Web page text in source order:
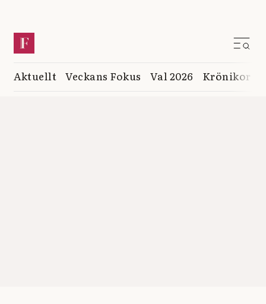
Aktuellt Veckans Fokus Val 2026 Krönikor